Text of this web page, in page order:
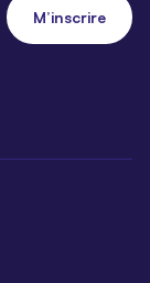
M’inscrire